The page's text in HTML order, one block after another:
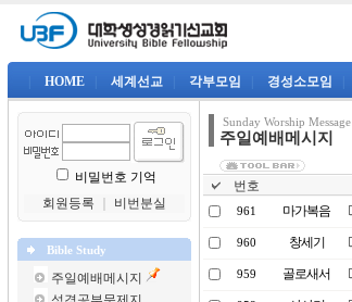
HOME 세계선교 각부모임 경성소모임
비밀번호 기억
회원등록
비번분실
Bible Study
주일예배메시지
Sunday Worship Message
주일예배메시지
번호
961 마가복음
960 창세기
959 골로새서